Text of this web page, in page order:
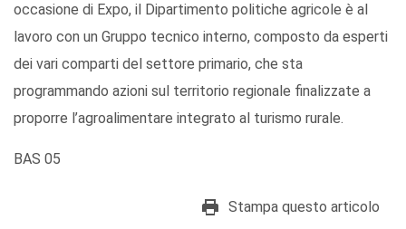
occasione di Expo, il Dipartimento politiche agricole è al
lavoro con un Gruppo tecnico interno, composto da esperti
dei vari comparti del settore primario, che sta
programmando azioni sul territorio regionale finalizzate a
proporre l’agroalimentare integrato al turismo rurale.
BAS 05
Stampa questo articolo